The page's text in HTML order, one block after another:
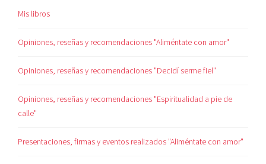
Mis libros
Opiniones, reseñas y recomendaciones "Aliméntate con amor"
Opiniones, reseñas y recomendaciones "Decidí serme fiel"
Opiniones, reseñas y recomendaciones "Espiritualidad a pie de
calle"
Presentaciones, firmas y eventos realizados "Aliméntate con amor"